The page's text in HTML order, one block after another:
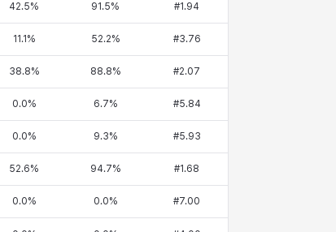
42.5% 91.5% #1.94
11.1 % 52.2% #3.76
38.8% 88.8% #2.07
0.0% 6.7% #5.84
0.0% 9.3% #5.93
52.6% 94.7% #1.68
0.0% 0.0% #7.00